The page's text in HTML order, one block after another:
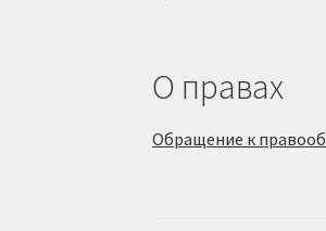
О правах
Обращение к